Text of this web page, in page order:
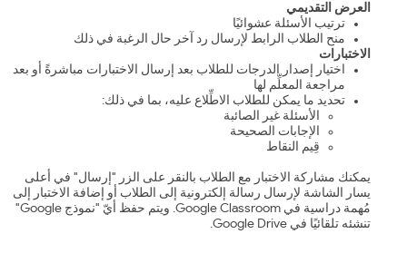
العرض التقديمي
ترتيب الأسئلة عشوائيًا
منح الطلاب الرابط لإرسال رد آخر حال الرغبة في ذلك
الاختبارات
اختيار إصدار الدرجات للطلاب بعد إرسال الاختبارات مباشرةً أو بعد
مراجعة المعلِّم لها
تحديد ما يمكن للطلاب الاطِّلاع عليه، بما في ذلك:
الأسئلة غير الصائبة
الإجابات الصحيحة
قِيم النقاط
يمكنك مشاركة الاختبار مع الطلاب بالنقر على الزر "إرسال" في أعلى
يسار الشاشة لإرسال رسالة إلكترونية إلى الطلاب أو إضافة الاختبار إلى
مُهمة دراسية في Google Classroom. ويتم حفظ أيّ "نموذج Google"
تنشئه تلقائيًا في Google Drive.